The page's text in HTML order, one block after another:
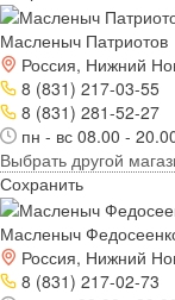
Масленыч Патриотов
Россия, Нижний
8 (831) 217-03-55
8 (831) 281-52-27
пн - вс 08.00 -
Выбрать другой
Сохранить
Масленыч
Россия, Нижний
8 (831) 217-02-73